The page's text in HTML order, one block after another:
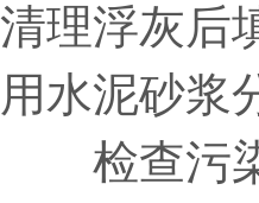
清理浮灰后
用水泥砂浆
检查污染